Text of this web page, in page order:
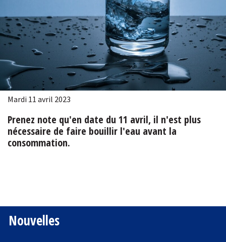
Mardi 11 avril 2023
Prenez note qu'en date du 11 avril, il n'est plus
nécessaire de faire bouillir l'eau avant la
consommation.
Nouvelles